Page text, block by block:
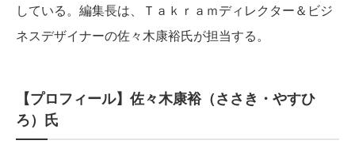
している。編集長は、Ｔａｋｒａｍディレクター＆ビジ
ネスデザイナーの佐々木康裕氏が担当する。
【プロフィール】佐々木康裕（ささき・やすひ
ろ）氏